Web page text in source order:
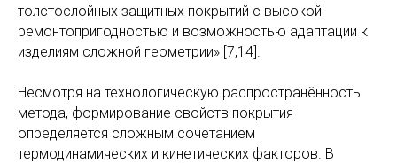
толстослойных защитных покрытий с высокой
ремонтопригодностью и возможностью адаптации к
изделиям сложной геометрии» [7,14].
Несмотря на технологическую распространённость
метода, формирование свойств покрытия
определяется сложным сочетанием
термодинамических и кинетических факторов. В